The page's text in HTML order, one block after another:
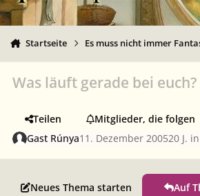
Startseite Es muss nicht immer
Was läuft gerade bei euch?
Teilen
Mitglieder, die folgen
Gast Rúnya11. Dezember 200520 J. in
Neues Thema starten Auf